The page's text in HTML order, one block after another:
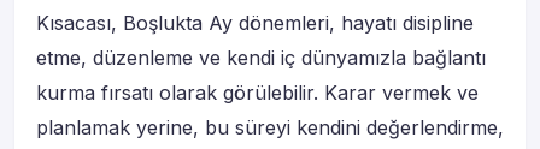
Kısacası, Boşlukta Ay dönemleri, hayatı disipline
etme, düzenleme ve kendi iç dünyamızla bağlantı
kurma fırsatı olarak görülebilir. Karar vermek ve
planlamak yerine, bu süreyi kendini değerlendirme,